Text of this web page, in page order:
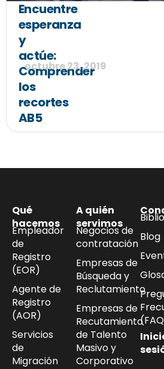
Encuentre
esperanza
y
actúe:
Comprender
los
recortes
AB5
octubre 23, 2019
Qué
hacemos
Empleador
de
Registro
(EOR)
Agente de
Registro
(AOR)
Servicios
de
Migración
A quién
servimos
Negocios de
contratación
Empresas de
Búsqueda y
Reclutamiento
Empresas de
Recutamiento
de Talento
Masivo y
Corporativo
Blog